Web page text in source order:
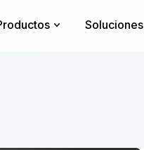
Soluciones